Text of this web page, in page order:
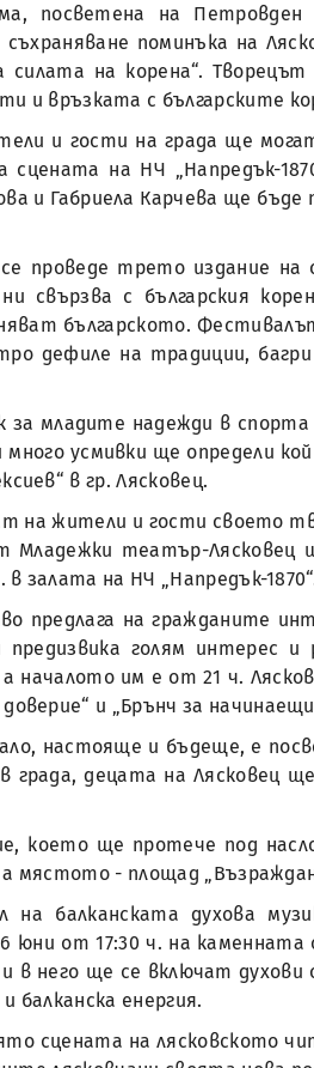
посветена на
поминъка на
силата на корена“.
и връзката с българските
и гости на града ще
сцената на НЧ „Напредък-
и Габриела Карчева ще
проведе трето издание на
свързва с българския
българското.
дефиле на традиции,
за младите надежди в
усмивки ще определи
в гр. Лясковец.
на жители и гости своето
театър-Лясковец
залата на НЧ „Напредък-
предлага на гражданите
голям интерес
началото им е от 21 ч.
и „Брънч за
настояще и бъдеще, е
децата на Лясковец
което ще протече под
мястото - площад
балканската духова
от 17:30 ч. на
в него ще се включат
енергия.
сцената на лясковското